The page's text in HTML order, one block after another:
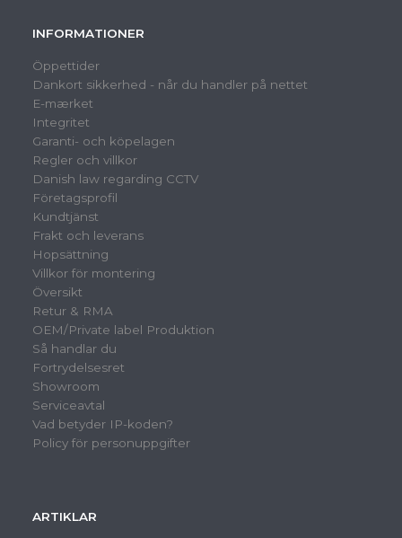
INFORMATIONER
Öppettider
Dankort sikkerhed - når du handler på nettet
E-mærket
Integritet
Garanti- och köpelagen
Regler och villkor
Danish law regarding CCTV
Företagsprofil
Kundtjänst
Frakt och leverans
Hopsättning
Villkor för montering
Översikt
Retur & RMA
OEM/Private label Produktion
Så handlar du
Fortrydelsesret
Showroom
Serviceavtal
Vad betyder IP-koden?
Policy för personuppgifter
ARTIKLAR